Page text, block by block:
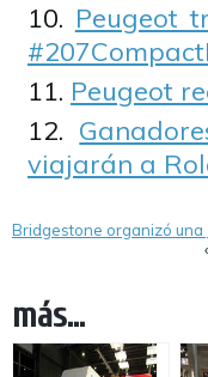
Peugeot
Peugeot
viajarán a
Bridgestone organizó una
más...